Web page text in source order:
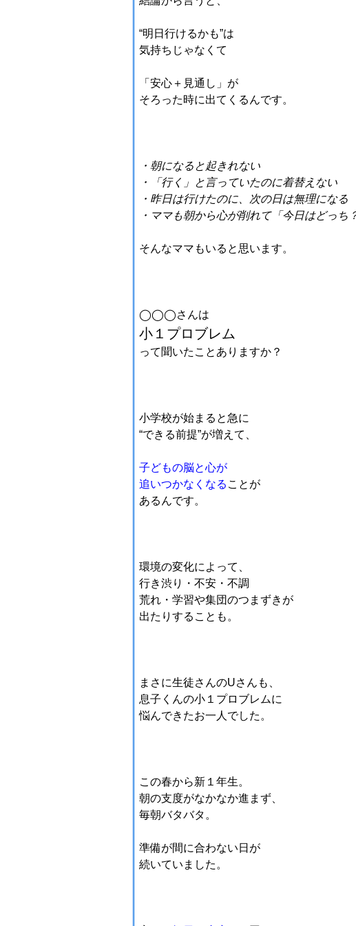
“明日行けるかも”は
気持ちじゃなくて
「安心＋見通し」が
そろった時に出てくる んです。
・朝になると起きれない
・「行く」と言っていたのに着替えない
・昨日は行けたのに、次の日は無理になる
・ママも朝から心が削れて「今日はどっち
そんなママもいると思います。
◯◯◯さんは
小１プロブレム
って聞いたこと ありますか？
小学校が始まると急に
“できる前提”が増えて、
子どもの脳と心が
追いつかなくなる ことが
あるんです。
環境の変化によって、
行き渋り・不安・不調
荒れ・学習や集団のつまずきが
出たりすることも。
まさに生徒さんのUさんも、
息子くんの小１プロブレムに
悩んできたお一人でした。
この春から新１年生。
朝の支度がなかなか進まず、
毎朝バタバタ。
準備が間に合わない日が
続いていました。